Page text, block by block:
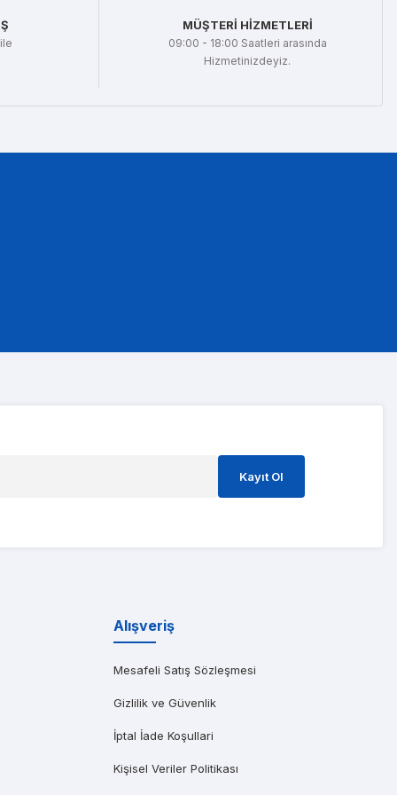
MÜŞTERİ HİZMETLERİ
09:00 - 18:00 Saatleri arasında
Hizmetinizdeyiz.
ve süreci o kadar hızlı yönettiler ki 3 gün içinde kart gitti geldi
Kayıt Ol
Alışveriş
Mesafeli Satış Sözleşmesi
Gizlilik ve Güvenlik
İptal İade Koşullari
Kişisel Veriler Politikası